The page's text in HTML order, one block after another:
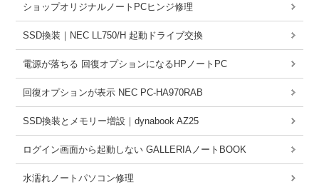
ショップオリジナルノートPCヒンジ修理
SSD換装｜NEC LL750/H 起動ドライブ交換
電源が落ちる 回復オプションになるHPノートPC
回復オプションが表示 NEC PC-HA970RAB
SSD換装とメモリー増設｜dynabook AZ25
ログイン画面から起動しない GALLERIAノートBOOK
水濡れノートパソコン修理